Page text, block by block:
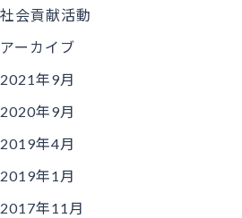
社会貢献活動
アーカイブ
2021年9月
2020年9月
2019年4月
2019年1月
2017年11月